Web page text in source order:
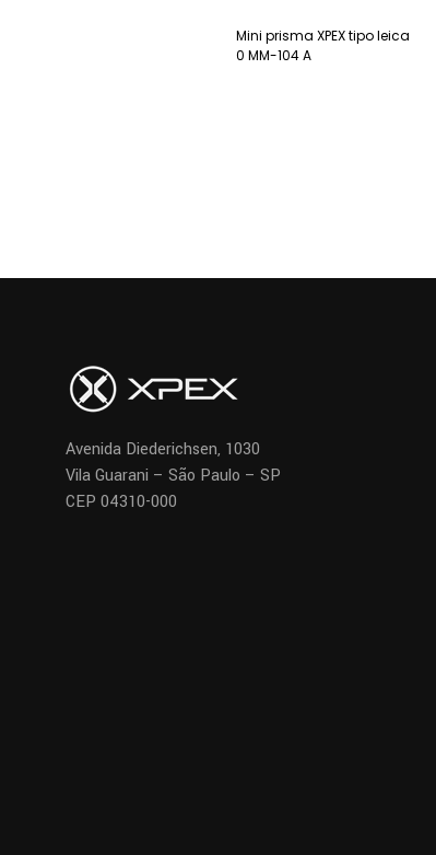
Mini prisma XPEX tipo leica
0 MM-104 A
Avenida Diederichsen, 1030
Vila Guarani – São Paulo – SP
CEP 04310-000